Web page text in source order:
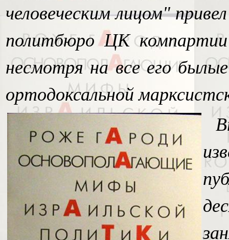
человеческим лицом"
политбюро ЦК
несмотря на все его
ортодоксальной